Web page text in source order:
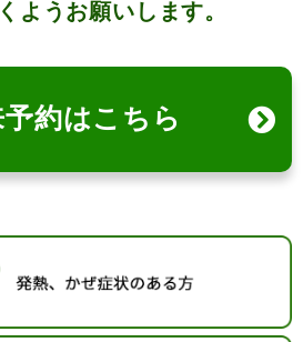
ようお願いします。
約はこちら